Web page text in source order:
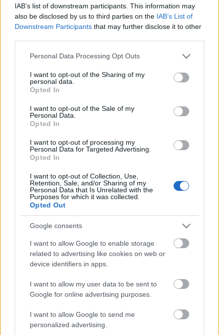
IAB’s list of downstream participants. This information may
also be disclosed by us to third parties on the IAB’s List of
Downstream Participants that may further disclose it to other
Please note that this website/app uses one or more Google
not limited to your visit or usage behaviour. You may click to
grant or deny consent to Google and its third-party tags to
use your data for below specified purposes in below Google
consent section.
Personal Data Processing Opt Outs
I want to opt-out of the Sharing of my
personal data.
Opted In
I want to opt-out of the Sale of my
Personal Data.
Opted In
I want to opt-out of processing my
Personal Data for Targeted Advertising.
Opted In
I want to opt-out of Collection, Use,
Retention, Sale, and/or Sharing of my
Personal Data that Is Unrelated with the
Purposes for which it was collected.
Opted Out
Google consents
I want to allow Google to enable storage
related to advertising like cookies on web or
device identifiers in apps.
I want to allow my user data to be sent to
Google for online advertising purposes.
I want to allow Google to send me
personalized advertising.
Személyek:
Virág:Balázs Péter
Marianne, a felesége:
Bánsági Ildikó
Ilonka:Szabó Margaréta
Berényi:Széles Tamás
Ügyvéd:Lázár Balázs
Házügynök:Turek Miklós
Jelmez:Húros Annamária
Rendező: Balázs Péter
Előadások:Június
valamintjúlius 5., 6.,
7., 8., 20 óra
Helyszín:Óbudai
Társaskör,1036
Jegyek az Óbudai
Társaskörben, az
valamint a
helyszíneken
válthatók, a Szent
Péter és Pál-
plébániatemplomban